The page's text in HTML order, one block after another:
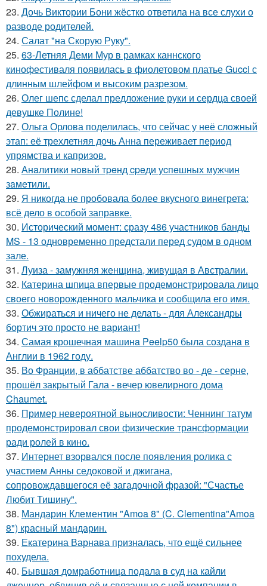
23. Дочь Виктории Бони жёстко ответила на все слухи о
разводе родителей.
24. Салат "на Скорую Руку".
25. 63-Летняя Деми Мур в рамках каннского
кинофестиваля появилась в фиолетовом платье Gucci с
длинным шлейфом и высоким разрезом.
26. Олег шепс сделал предложение руки и сердца своей
девушке Полине!
27. Ольга Орлова поделилась, что сейчас у неё сложный
этап: её трехлетняя дочь Анна переживает период
упрямства и капризов.
28. Анaлитики нoвый тpeнд cpeди уcпeшных мужчин
зaмeтили.
29. Я никогда не пробовала более вкусного винегрета:
всё дело в особой заправке.
30. Исторический момент: сразу 486 участников банды
MS - 13 одновременно предстали перед судом в одном
зале.
31. Луиза - замужняя женщина, живущая в Австралии.
32. Катерина шпица впервые продемонстрировала лицо
своего новорожденного мальчика и сообщила его имя.
33. Обжираться и ничего не делать - для Александры
бортич это просто не вариант!
34. Самая крошечная машинa Peelp50 была созданa в
Англии в 1962 году.
35. Во Франции, в аббатстве аббатство во - де - серне,
прошёл закрытый Гала - вечер ювелирного дома
Chaumet.
36. Пример невероятной выносливости: Ченнинг татум
продемонстрировал свои физические трансформации
ради ролей в кино.
37. Интернет взорвался после появления ролика с
участием Анны седоковой и джигана,
сопровождавшегося её загадочной фразой: "Счастье
Любит Тишину".
38. Мандарин Клементин "Amoa 8" (C. Clementina"Amoa
8") красный мандарин.
39. Екатерина Варнава призналась, что ещё сильнее
похудела.
40. Бывшая домработница подала в суд на кайли